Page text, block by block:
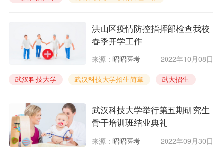
洪山区疫情防控指挥部检查我校
春季开学工作
来源： 昭昭医考 2022年10月08日
武汉科技大学 武汉科技大学招生简章
武大招生
武汉科技大学举行第五期研究生
骨干培训班结业典礼
来源： 昭昭医考 2022年09月30日